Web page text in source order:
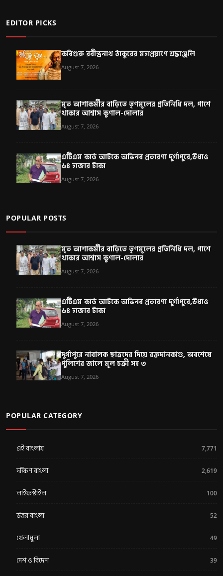
EDITOR PICKS
কবিগুরু রবীন্দ্রনাথ ঠাকুরের মহাপ্রয়াণে শ্রদ্ধাঞ্জলি
August 7, 2026
মৃত আশাকর্মীর বাড়িতে তৃণমূলের প্রতিনিধি দল, পাশে
থাকার আশ্বাস কুণাল-দোলার
August 7, 2026
এটিএম কার্ড আটকে অভিনব প্রতারণা দুর্গাপুরে,উধাও
৬৪ হাজার টাকা
August 7, 2026
POPULAR POSTS
মৃত আশাকর্মীর বাড়িতে তৃণমূলের প্রতিনিধি দল, পাশে
থাকার আশ্বাস কুণাল-দোলার
August 7, 2026
এটিএম কার্ড আটকে অভিনব প্রতারণা দুর্গাপুরে,উধাও
৬৪ হাজার টাকা
August 7, 2026
দুর্গাপুরে নাবালক ছাত্রদের দিয়ে রক্তদানকাণ্ড, অবশেষে
পুলিশের জালে মূল চক্রী সহ ৩
August 7, 2026
POPULAR CATEGORY
এই বাংলায় 7,771
দক্ষিণ বাংলা 2,619
লাইফস্টাইল 100
উত্তর বাংলা 52
খেলাধুলা 49
দেশ ও বিদেশ 39